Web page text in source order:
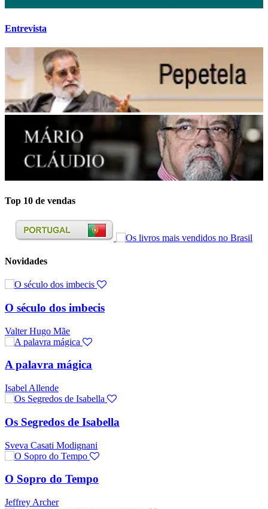
Entrevista
Top 10 de vendas
Novidades
O século dos imbecis
Valter Hugo Mãe
A palavra mágica
Isabel Allende
Os Segredos de Isabella
Sveva Casati Modignani
O Sopro do Tempo
Jeffrey Archer